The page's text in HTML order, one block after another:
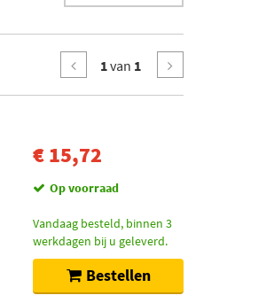
1van 1
€ 15,72
Op voorraad
Vandaag besteld, binnen 3
werkdagen bij u geleverd.
Bestellen